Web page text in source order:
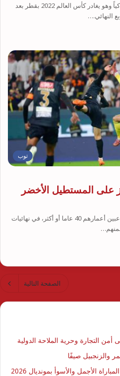
تألم كريستيانو رونالدو كثيرا ووقف باكياً وهو يغادر كأس العالم 2022 بقطر بعد
النهائي.…
توب
على المستطيل الأخضر
كتب- عمرو الشامي يشارك ثمانية لاعبين أعمارهم 40 عاما أو أكثر، في نهائيات
الصفحة التالية
أمن التجارة وحرية الملاحة الدولية
والزنجبيل صيفًا
الأجمل والأسوأ بمونديال 2026